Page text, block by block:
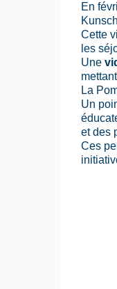
En
Cette
les
Une
La
Un
et des
Ces